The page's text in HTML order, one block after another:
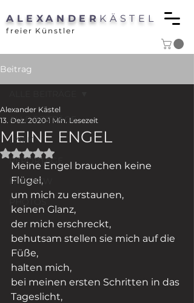
ALEXANDER KÄSTEL
freier Künstler
Beitrag
ALLE BEITRÄGE
LYRIK
REPORTAGE
P/REVIEW
PHOTOS
MEINE ENGEL
Alexander Kästel
13. Dez. 2020 1 Min. Lesezeit
Mit NaN von 5 Sternen bewertet.
Meine Engel brauchen keine
Flügel,
um mich zu erstaunen,
keinen Glanz,
der mich erschreckt,
behutsam stellen sie mich auf die
Füße,
halten mich,
bei meinen ersten Schritten in das
Tageslicht,